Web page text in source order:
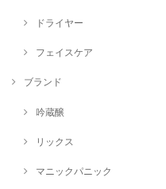
ドライヤー
フェイスケア
ブランド
吟蔵醸
リックス
マニックパニック